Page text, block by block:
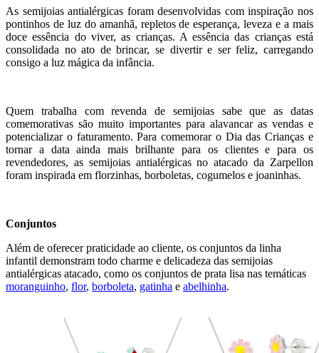
As semijoias antialérgicas foram desenvolvidas com inspiração nos
pontinhos de luz do amanhã, repletos de esperança, leveza e a mais
doce essência do viver, as crianças. A essência das crianças está
consolidada no ato de brincar, se divertir e ser feliz, carregando
consigo a luz mágica da infância.
Quem trabalha com revenda de semijoias sabe que as datas
comemorativas são muito importantes para alavancar as vendas e
potencializar o faturamento. Para comemorar o Dia das Crianças e
tornar a data ainda mais brilhante para os clientes e para os
revendedores, as semijoias antialérgicas no atacado da Zarpellon
foram inspirada em florzinhas, borboletas, cogumelos e joaninhas.
Conjuntos
Além de oferecer praticidade ao cliente, os conjuntos da linha
infantil demonstram todo charme e delicadeza das semijoias
antialérgicas atacado, como os conjuntos de prata lisa nas temáticas
moranguinho, flor, borboleta, gatinha e abelhinha.